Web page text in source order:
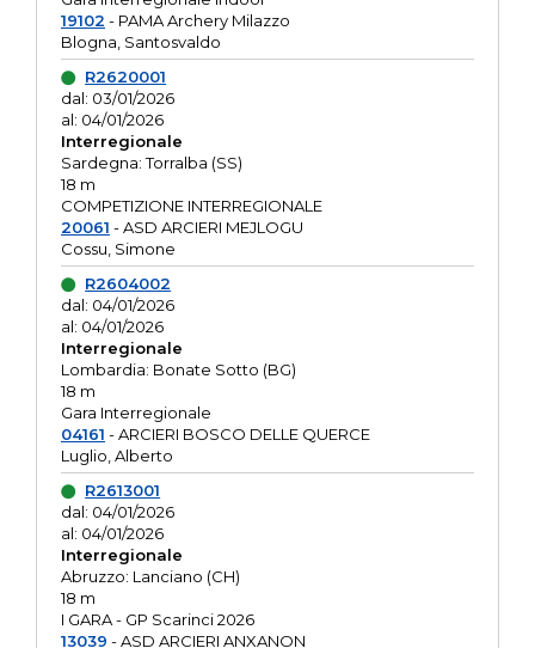
19102 - PAMA Archery Milazzo
Blogna, Santosvaldo
R2620001
dal: 03/01/2026
al: 04/01/2026
Interregionale
Sardegna: Torralba (SS)
18 m
COMPETIZIONE INTERREGIONALE
20061 - ASD ARCIERI MEJLOGU
Cossu, Simone
R2604002
dal: 04/01/2026
al: 04/01/2026
Interregionale
Lombardia: Bonate Sotto (BG)
18 m
Gara Interregionale
04161 - ARCIERI BOSCO DELLE QUERCE
Luglio, Alberto
R2613001
dal: 04/01/2026
al: 04/01/2026
Interregionale
Abruzzo: Lanciano (CH)
18 m
I GARA - GP Scarinci 2026
13039 - ASD ARCIERI ANXANON